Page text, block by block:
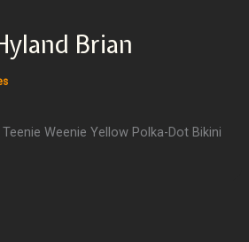
Brian
Weenie Yellow Polka-Dot Bikini